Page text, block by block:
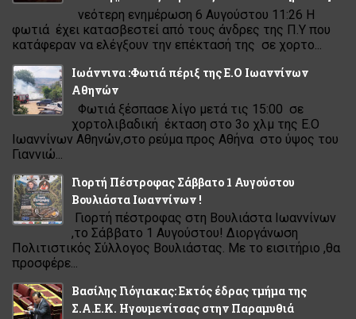
νεότερη ενημέρωση 6 Αυγούστου 11:26 Η
φωτιά έχει κατασβεστεί από τους άνδρες της Π.Υ που
κατάφεραν να ελέγξουν την επέκτασή της σε χορτο...
Ιωάννινα :Φωτιά πέριξ της Ε.Ο Ιωαννίνων
Αθηνών
Φωτιά ξέσπασε λίγο μετά τις 15:00 σε
χορτολιβαδική έκταση στο 3ο χλμ της Ε.Ο
Ιωαννίνων Αθηνών,στο ρεύμα προς Αθήνα στο ύψος του
Γιαννιώ...
Γιορτή Πέστροφας Σάββατο 1 Αυγούστου
Βουλιάστα Ιωαννίνων !
Γιορτή πέστροφας στη Βουλιάστα Ιωαννίνων
,το Σάββατο 1 Αυγούστου! Διοργάνωση
Πολιτιστικός Σύλλογος Βουλιάστας. Με το εισιτήριο ,θα
προσφέρε...
Βασίλης Γιόγιακας: Εκτός έδρας τμήμα της
Σ.Α.Ε.Κ. Ηγουμενίτσας στην Παραμυθιά